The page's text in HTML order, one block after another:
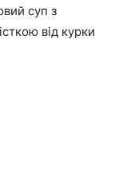
суп з
від курки